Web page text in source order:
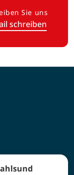
Sie uns
schreiben